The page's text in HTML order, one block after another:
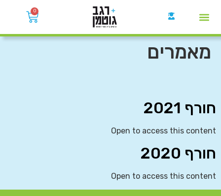
0
מאמרים
חורף 2021
Open to access this content
חורף 2020
Open to access this content